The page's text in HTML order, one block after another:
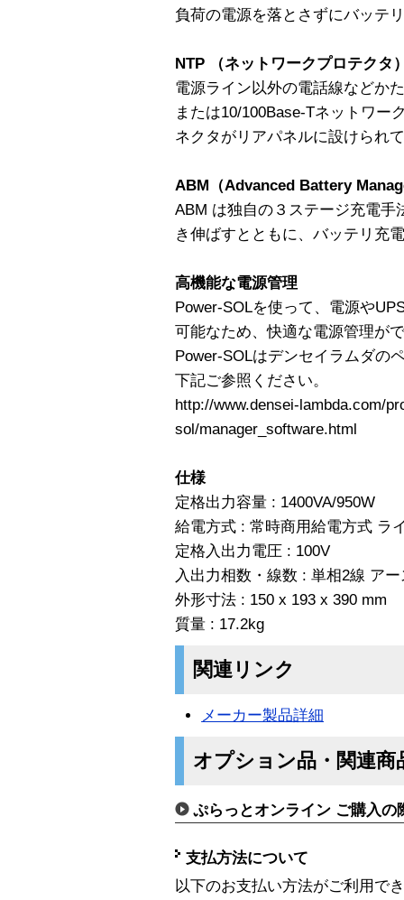
負荷の電源を落とさずにバッテ
NTP （ネットワークプロテクタ
電源ライン以外の電話線などか
または10/100Base-Tネットワー
ネクタがリアパネルに設けられ
ABM（Advanced Battery
ABM は独自の３ステージ充電
き伸ばすとともに、バッテリ充
高機能な電源管理
Power-SOLを使って、電源や
可能なため、快適な電源管理が
Power-SOLはデンセイラムダの
下記ご参照ください。
http://www.densei-lambda.com/
sol/manager_software.html
仕様
定格出力容量 : 1400VA/950W
給電方式 : 常時商用給電方式 ラ
定格入出力電圧 : 100V
入出力相数・線数 : 単相2線 ア
外形寸法 : 150 x 193 x 390 mm
質量 : 17.2kg
関連リンク
メーカー製品詳細
オプション品・関連商
ぷらっとオンライン ご購入の
支払方法について
以下のお支払い方法がご利用で